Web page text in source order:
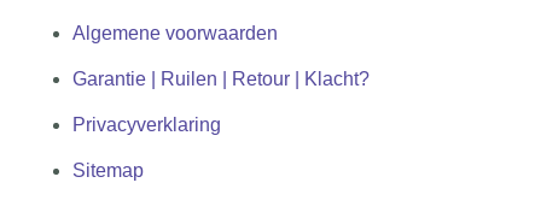
Algemene voorwaarden
Garantie | Ruilen | Retour | Klacht?
Privacyverklaring
Sitemap